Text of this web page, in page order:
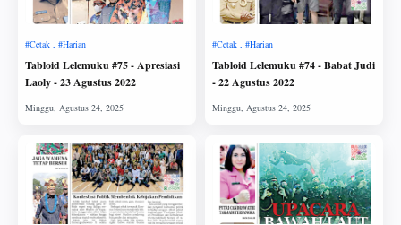
Tabloid Lelemuku #75 - Apresiasi
Laoly - 23 Agustus 2022
Tabloid Lelemuku #74 - Babat Judi
- 22 Agustus 2022